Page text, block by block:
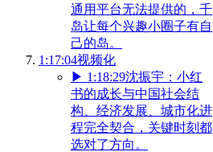
通用平台无法提供的，千
岛让每个兴趣小圈子有自
己的岛。
1:17:04视频化
▶ 1:18:29沈振宇：小红
书的成长与中国社会结
构、经济发展、城市化进
程完全契合，关键时刻都
选对了方向。